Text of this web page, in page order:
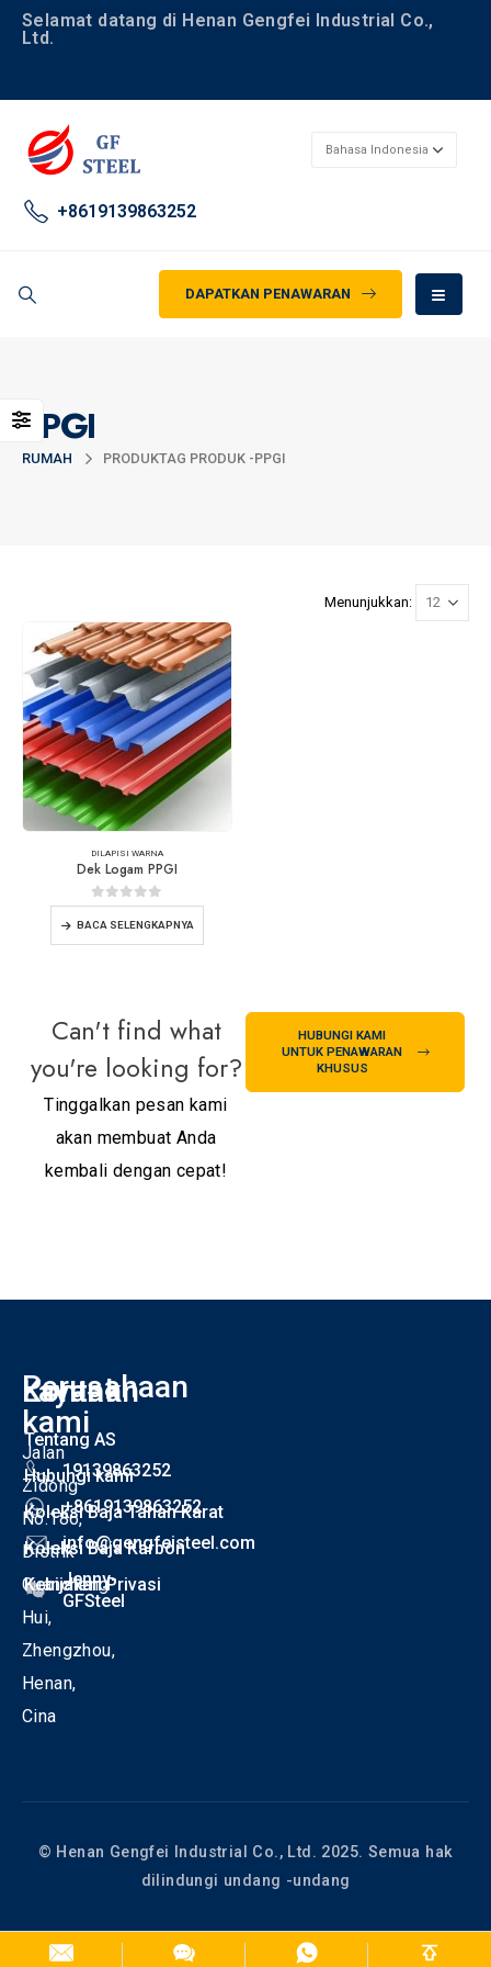
Selamat datang di Henan Gengfei Industrial Co.,
Ltd.
+8619139863252
DAPATKAN PENAWARAN
PPGI
RUMAH PRODUKTAG PRODUK -PPGI
Menunjukkan:
DILAPISI WARNA
Dek Logam PPGI
0dari 5
BACA SELENGKAPNYA
Can't find what
you're looking for?
Tinggalkan pesan kami
akan membuat Anda
kembali dengan cepat!
HUBUNGI KAMI
UNTUK PENAWARAN
KHUSUS
Perusahaan
Jalan
Zidong
No.186,
Distrik
Guancheng
Hui,
Zhengzhou,
Henan,
Cina
Kontak
kami
19139863252
+8619139863252
info@gengfeisteel.com
Jenny-
GFSteel
Layanan
Tentang AS
Hubungi kami
Koleksi Baja Tahan Karat
Koleksi Baja Karbon
Kebijakan Privasi
© Henan Gengfei Industrial Co., Ltd. 2025. Semua hak
dilindungi undang -undang